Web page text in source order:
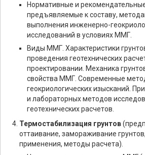
Нормативные и
предъявляемые к составу,
выполнения инженерно-
исследований в условиях ММГ.
Виды ММГ. Характеристики
проведения геотехнических
проектировании. Механика
свойства ММГ. Современные
геокриологических изысканий.
и лабораторных методов
геотехнических расчетов.
Термостабилизация грунтов
оттаивание, замораживание
применения, методы расчета).